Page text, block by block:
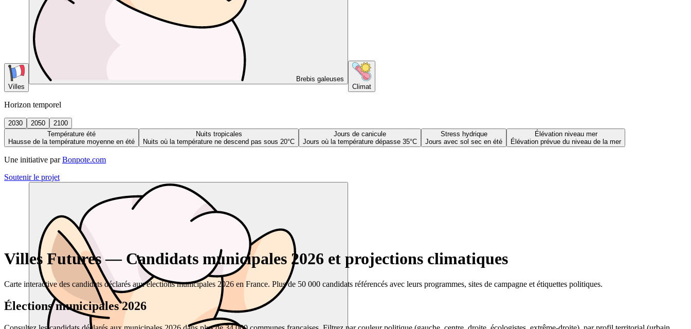
Villes
Brebis galeuses
Climat
Horizon temporel
2030 2050
2100
Température été
Hausse de la température moyenne en été
Nuits tropicales
Nuits où la température ne descend pas sous 20°C
Jours de canicule
Jours où la température dépasse 35°C
Stress hydrique
Jours avec sol sec en été
Élévation niveau mer
Élévation prévue du niveau de la mer
Une initiative par Bonpote.com
Soutenir le projet
Villes Futures — Candidats municipales 2026 et projections climatiques
Carte interactive des candidats déclarés aux élections municipales 2026 en France. Plus de 50 000 candidats référencés avec leurs programmes, sites de campagne et étiquettes politiques.
Élections municipales 2026